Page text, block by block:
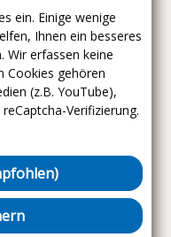
ein. Einige wenige
Ihnen ein besseres
Wir erfassen keine
Cookies gehören
(z.B. YouTube),
Verifizierung.